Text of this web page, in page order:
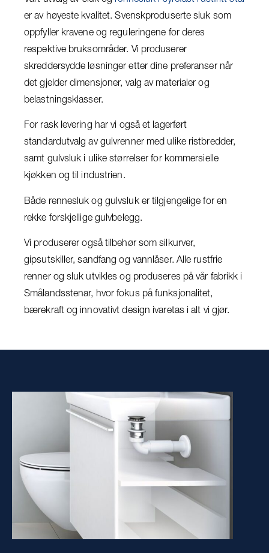
er av høyeste kvalitet. Svenskproduserte sluk som
oppfyller kravene og reguleringene for deres
respektive bruksområder. Vi produserer
skreddersydde løsninger etter dine preferanser når
det gjelder dimensjoner, valg av materialer og
belastningsklasser.
For rask levering har vi også et lagerført
standardutvalg av gulvrenner med ulike ristbredder,
samt gulvsluk i ulike størrelser for kommersielle
kjøkken og til industrien.
Både rennesluk og gulvsluk er tilgjengelige for en
rekke forskjellige gulvbelegg.
Vi produserer også tilbehør som silkurver,
gipsutskiller, sandfang og vannlåser. Alle rustfrie
renner og sluk utvikles og produseres på vår fabrikk i
Smålandsstenar, hvor fokus på funksjonalitet,
bærekraft og innovativt design ivaretas i alt vi gjør.